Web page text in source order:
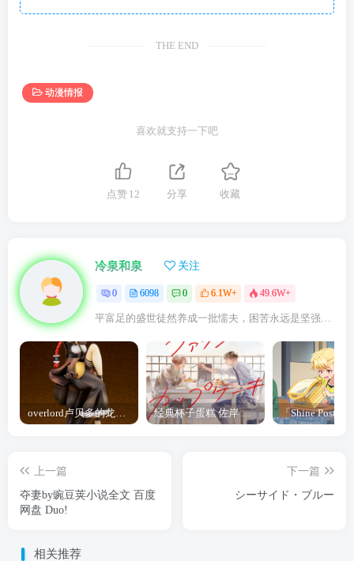
THE END
动漫情报
喜欢就支持一下吧
点赞 12 分享 收藏
冷泉和泉 关注
0 6098 0 6.1W+ 49.6W+
平富足的盛世徒然养成一批懦夫，困苦永远是坚强之母
overlord卢贝多的龙王谁厉害 「Overlord」露普斯蕾琪娜·贝塔手办开订 经典杯子蛋糕 佐岸 漫画「经典杯子蛋糕」宣布真人日剧化
上一篇
夺妻by豌豆荚小说全文 百度
网盘 Duo!
下一篇
シーサイド・ブルー
相关推荐